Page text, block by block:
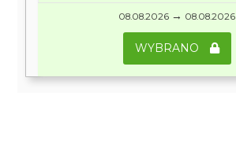
08.08.2026 → 08.08.2026
WYBRANO